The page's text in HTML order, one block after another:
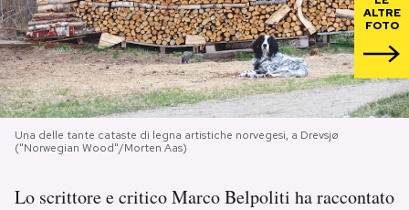
NEWSLETTER
I MIEI PREFERITI
SHOP
ALTRE
FOTO
Una delle tante cataste di legna artistiche norvegesi, a Drevsjø
("Norwegian Wood"/Morten Aas)
Lo scrittore e critico Marco Belpoliti ha raccontato